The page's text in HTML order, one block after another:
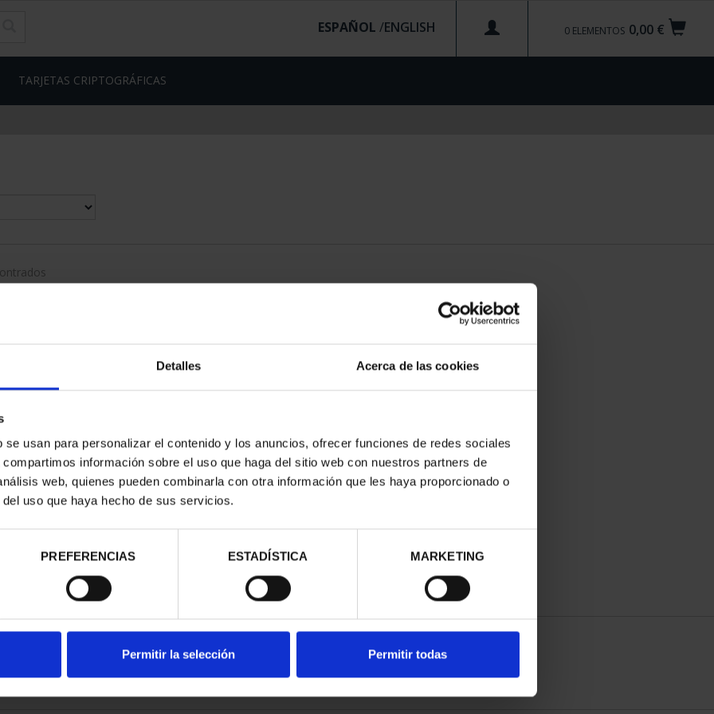
Detalles Acerca de las cookies
usan para personalizar el contenido y los anuncios, ofrecer funciones de redes sociales
información sobre el uso que haga del sitio web con nuestros partners de
web, quienes pueden combinarla con otra información que les haya proporcionado o
uso que haya hecho de sus servicios.
PREFERENCIAS ESTADÍSTICA MARKETING
Permitir la selección Permitir todas
0,00 €
0 ELEMENTOS
ESPAÑOL /
TARJETAS CRIPTOGRÁFICAS
III -